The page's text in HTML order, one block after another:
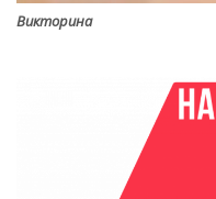
Викторина